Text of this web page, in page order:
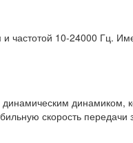
частотой 10-24000 Гц.
динамиком,
скорость